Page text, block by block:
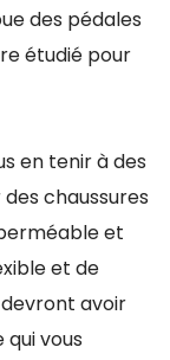
des pédales
étudié pour
en tenir à des
chaussures
et
et de
devront avoir
vous